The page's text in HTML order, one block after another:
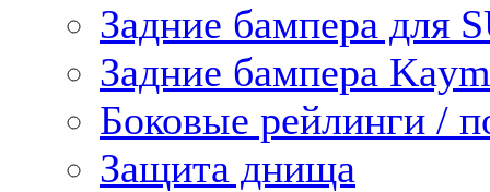
Задние бампера для
Задние бампера
Боковые рейлинги /
Защита днища